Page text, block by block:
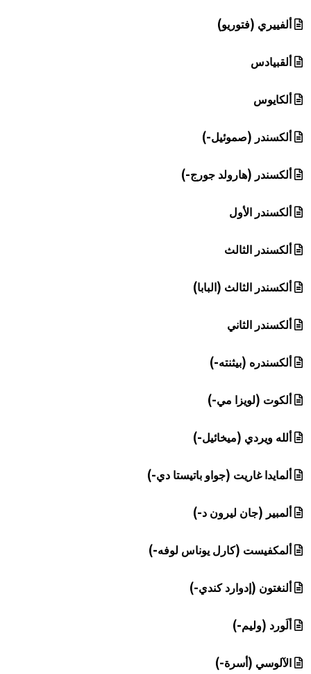
ألفييري (فتوريو)
ألقبيادس
ألكايوس
ألكسندر (صموئيل-)
ألكسندر (هارولد جورج-)
ألكسندر الأول
ألكسندر الثالث
ألكسندر الثالث (البابا)
ألكسندر الثاني
ألكسندره (بيثنته-)
ألكوت (لويزا مي-)
ألله ويردي (ميخائيل-)
ألمايدا غاريت (جواو باتيستا دي-)
ألمبير (جان ليرون د-)
ألمكفيست (كارل يوناس لوفه-)
ألنغتون (إدوارد كندي-)
ألَورد (وليم-)
الآلوسي (أسرة-)